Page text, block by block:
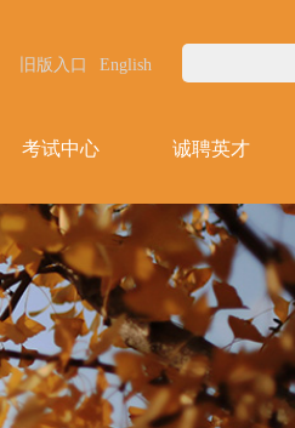
旧版入口 English
考试中心 诚聘英才